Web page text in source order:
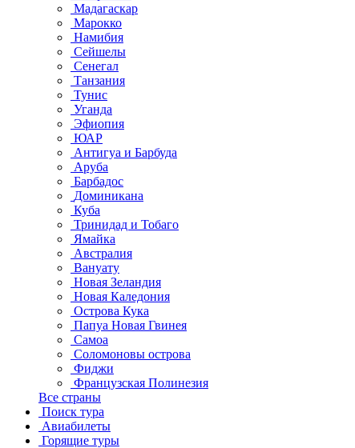
Мадагаскар
Марокко
Намибия
Сейшелы
Сенегал
Танзания
Тунис
Уганда
Эфиопия
ЮАР
Антигуа и Барбуда
Аруба
Барбадос
Доминикана
Куба
Тринидад и Тобаго
Ямайка
Австралия
Вануату
Новая Зеландия
Новая Каледония
Острова Кука
Папуа Новая Гвинея
Самоа
Соломоновы острова
Фиджи
Французская Полинезия
Все страны
Поиск тура
Авиабилеты
Горящие туры